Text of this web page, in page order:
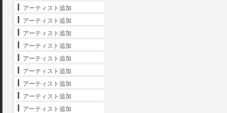
アーティスト追加
アーティスト追加
アーティスト追加
アーティスト追加
アーティスト追加
アーティスト追加
アーティスト追加
アーティスト追加
アーティスト追加